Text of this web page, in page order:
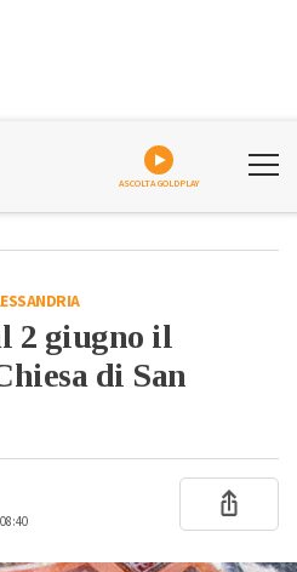
ASCOLTA GOLDPLAY
2 giugno il
di San